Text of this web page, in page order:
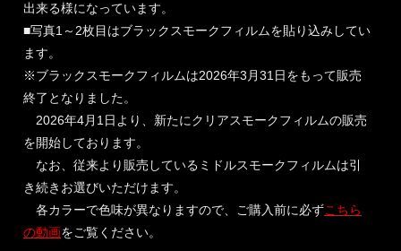
出来る様になっています。
■写真1～2枚目はブラックスモークフィルムを貼り込みしてい
ます。
※ブラックスモークフィルムは2026年3月31日をもって販売
終了となりました。
2026年4月1日より、新たにクリアスモークフィルムの販売
を開始しております。
なお、従来より販売しているミドルスモークフィルムは引
き続きお選びいただけます。
各カラーで色味が異なりますので、ご購入前に必ずこちら
の動画をご覧ください。